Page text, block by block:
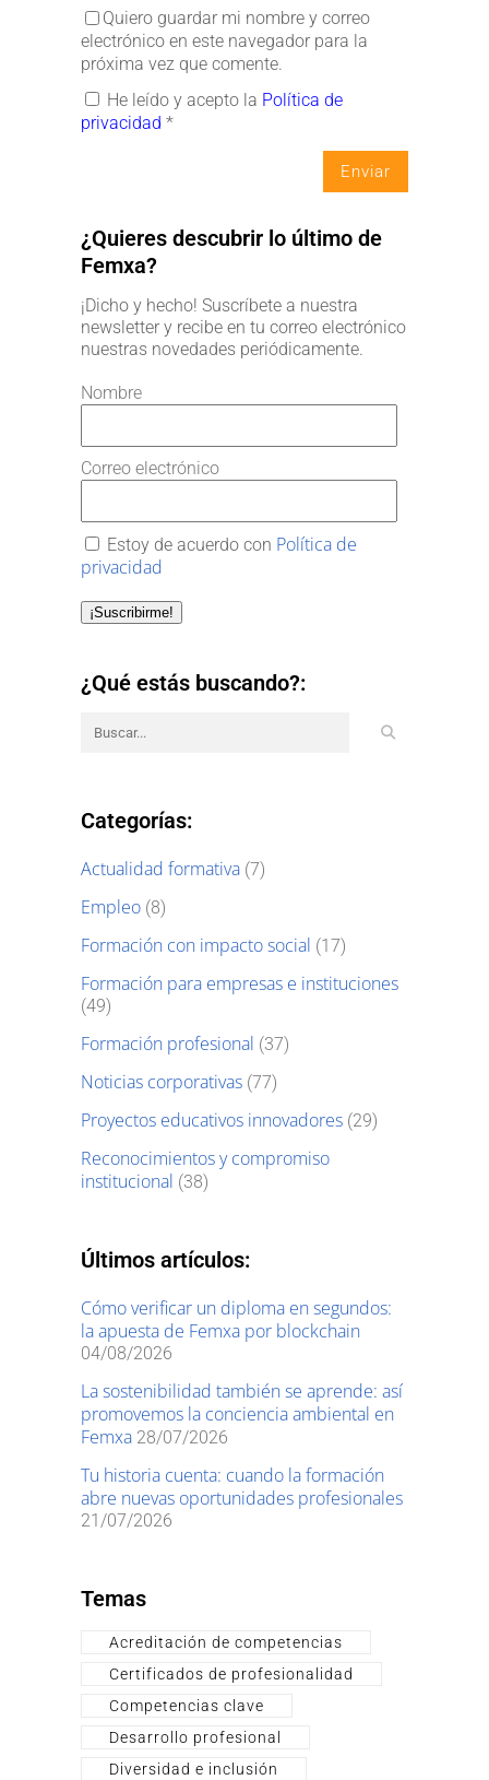
Quiero guardar mi nombre y correo
electrónico en este navegador para la
próxima vez que comente.
He leído y acepto la Política de
privacidad *
¿Quieres descubrir lo último de
Femxa?
¡Dicho y hecho! Suscríbete a nuestra
newsletter y recibe en tu correo electrónico
nuestras novedades periódicamente.
Nombre
Correo electrónico
Estoy de acuerdo con Política de
privacidad
¡Suscribirme!
¿Qué estás buscando?:
Categorías:
Actualidad formativa (7)
Empleo (8)
Formación con impacto social (17)
Formación para empresas e instituciones
(49)
Formación profesional (37)
Noticias corporativas (77)
Proyectos educativos innovadores (29)
Reconocimientos y compromiso
institucional (38)
Últimos artículos:
Cómo verificar un diploma en segundos:
la apuesta de Femxa por blockchain
04/08/2026
La sostenibilidad también se aprende: así
promovemos la conciencia ambiental en
Femxa 28/07/2026
Tu historia cuenta: cuando la formación
abre nuevas oportunidades profesionales
21/07/2026
Temas
Acreditación de competencias
Certificados de profesionalidad
Competencias clave
Desarrollo profesional
Diversidad e inclusión